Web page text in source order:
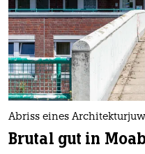
Abriss eines
Brutal gut in